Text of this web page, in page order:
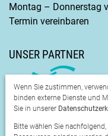
Montag – Donnerstag
Termin vereinbaren
UNSER PARTNER
Wenn Sie zustimmen,
binden externe Dienste und
Sie in unserer
Bitte wählen Sie